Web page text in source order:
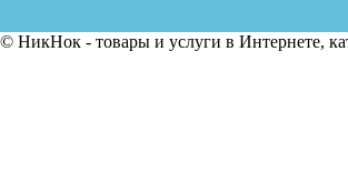
© НикНок - товары и услуги в Интернете,